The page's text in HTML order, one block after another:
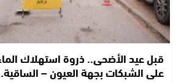
قبل عيد الأضحى.. ذروة استهلاك
على الشبكات بجهة العيون –